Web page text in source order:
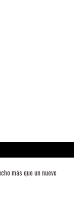
más que un nuevo